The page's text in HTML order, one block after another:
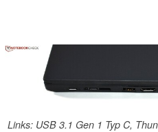
Links: USB 3.1 Gen 1 Typ C,